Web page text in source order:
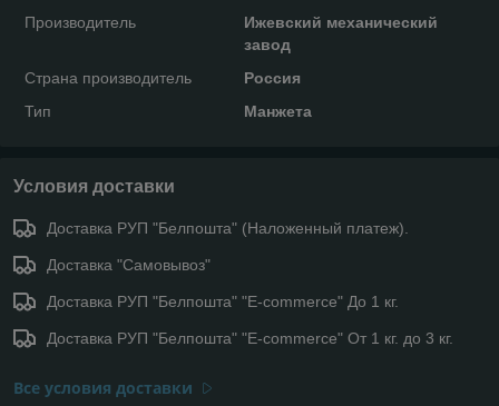
Производитель
Ижевский механический
завод
Страна производитель
Россия
Тип
Манжета
Условия доставки
Доставка РУП "Белпошта" (Наложенный платеж).
Доставка "Самовывоз"
Доставка РУП "Белпошта" "E-commerce" До 1 кг.
Доставка РУП "Белпошта" "E-commerce" От 1 кг. до 3 кг.
Все условия доставки